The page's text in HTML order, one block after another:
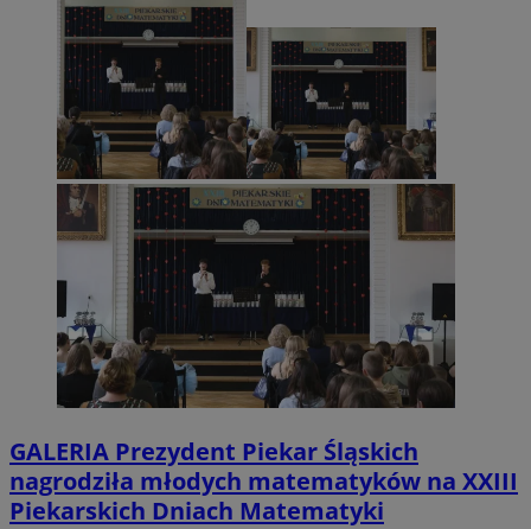
GALERIA Prezydent Piekar Śląskich
nagrodziła młodych matematyków na XXIII
Piekarskich Dniach Matematyki